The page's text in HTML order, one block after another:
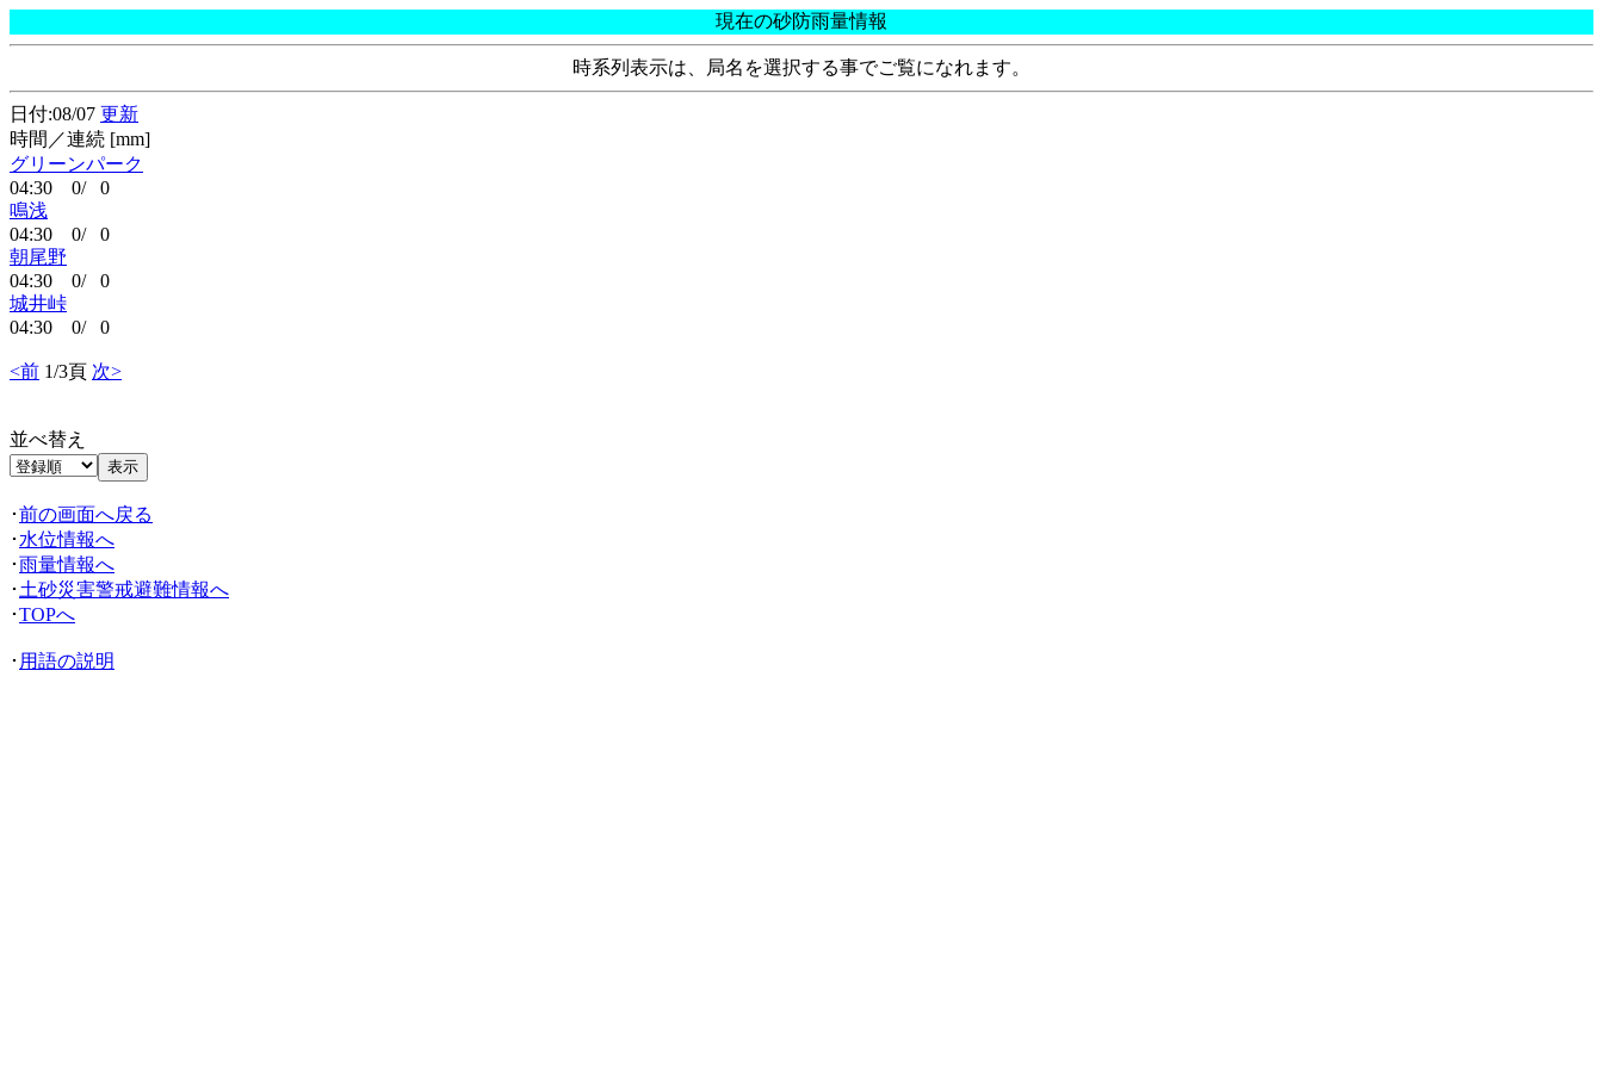
現在の砂防雨量情報
時系列表示は、局名を選択する事でご覧になれます。
日付:08/07 更新
時間／連続 [mm]
グリーンパーク
04:30 0/ 0
鳴浅
04:30 0/ 0
朝尾野
04:30 0/ 0
城井峠
04:30 0/ 0
<前 1/3頁 次>
並べ替え
･前の画面へ戻る
･ 水位情報へ
･雨量情報へ
･ 土砂災害警戒避難情報へ
･TOPへ
･ 用語の説明